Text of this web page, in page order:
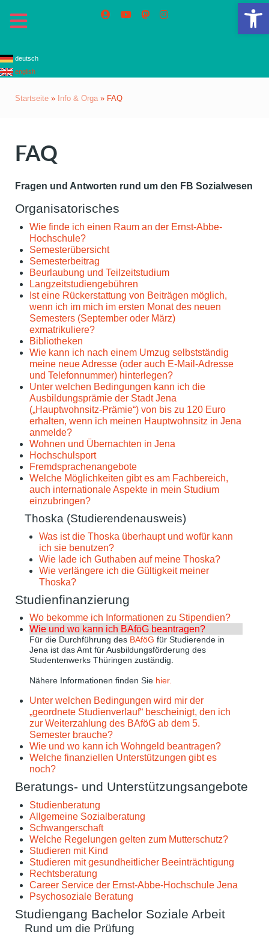
deutsch
english
Startseite » Info & Orga» FAQ
FAQ
Fragen und Antworten rund um den FB Sozialwesen
Organisatorisches
Wie finde ich einen Raum an der Ernst-Abbe-
Hochschule?
Semesterübersicht
Semesterbeitrag
Beurlaubung und Teilzeitstudium
Langzeitstudiengebühren
Ist eine Rückerstattung von Beiträgen möglich,
wenn ich im mich im ersten Monat des neuen
Semesters (September oder März)
exmatrikuliere?
Bibliotheken
Wie kann ich nach einem Umzug selbstständig
meine neue Adresse (oder auch E-Mail-Adresse
und Telefonnummer) hinterlegen?
Unter welchen Bedingungen kann ich die
Ausbildungsprämie der Stadt Jena
(„Hauptwohnsitz-Prämie“) von bis zu 120 Euro
erhalten, wenn ich meinen Hauptwohnsitz in Jena
anmelde?
Wohnen und Übernachten in Jena
Hochschulsport
Fremdsprachenangebote
Welche Möglichkeiten gibt es am Fachbereich,
auch internationale Aspekte in mein Studium
einzubringen?
Thoska (Studierendenausweis)
Was ist die Thoska überhaupt und wofür kann
ich sie benutzen?
Wie lade ich Guthaben auf meine Thoska?
Wie verlängere ich die Gültigkeit meiner
Thoska?
Studienfinanzierung
Wo bekomme ich Informationen zu Stipendien?
Wie und wo kann ich BAföG beantragen?
Für die Durchführung des BAföG für Studierende in
Jena ist das Amt für Ausbildungsförderung des
Studentenwerks Thüringen zuständig.
Nähere Informationen finden Sie hier.
Unter welchen Bedingungen wird mir der
„geordnete Studienverlauf“ bescheinigt, den ich
zur Weiterzahlung des BAföG ab dem 5.
Semester brauche?
Wie und wo kann ich Wohngeld beantragen?
Welche finanziellen Unterstützungen gibt es
noch?
Beratungs- und Unterstützungsangebote
Studienberatung
Allgemeine Sozialberatung
Schwangerschaft
Welche Regelungen gelten zum Mutterschutz?
Studieren mit Kind
Studieren mit gesundheitlicher Beeinträchtigung
Rechtsberatung
Career Service der Ernst-Abbe-Hochschule Jena
Psychosoziale Beratung
Studiengang Bachelor Soziale Arbeit
Rund um die Prüfung